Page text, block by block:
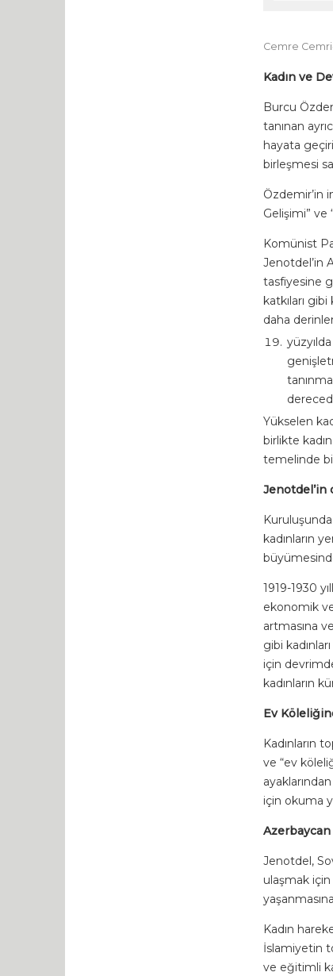
Cemre
Kadın ve
Burcu
tanınan
hayata
birleşmesi
Özdemir’in
Gelişimi” ve
Komünist
Jenotdel’in
tasfiyesine
katkıları
daha
Yükselen
birlikte
temelinde
Jenotdel’in
kadınların
1919-1930
ekonomik
artmasına
gibi
için
kadınların
Ev
Kadınların
ve “ev
için okuma
Azerbaycan
Jenotdel,
ulaşmak
Kadın
İslamiyetin
ve eğitimli